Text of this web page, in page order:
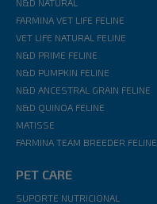
N&D NATURAL
FARMINA VET LIFE FELINE
VET LIFE NATURAL FELINE
N&D PRIME FELINE
N&D PUMPKIN FELINE
N&D ANCESTRAL GRAIN FELINE
N&D QUINOA FELINE
MATISSE
FARMINA TEAM BREEDER FELINE
PET CARE
SUPORTE NUTRICIONAL